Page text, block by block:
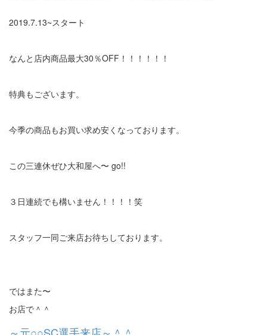
2019.7.13~スタート
なんと店内商品最大30％OFF！！！！！！
特典もございます。
今季の商品もお買い求め安くなっております。
この三連休ぜひ大和屋へ〜 go!!
３日連続でも構いません！！！！笑
スタッフ一同ご来店お待ちしております。
ではまた〜
お店で＾＾